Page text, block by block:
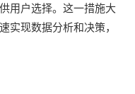
用户选择。这一措施大
实现数据分析和决策，